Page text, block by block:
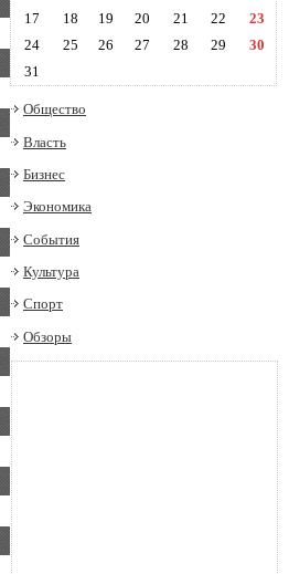
17 18 19 20 21 22
23
24
25 26 27 28 29
30
31
Общество
Власть
Бизнес
Экономика
События
Культура
Спорт
Обзоры